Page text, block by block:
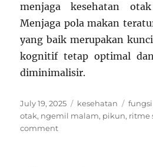
menjaga kesehatan
Menjaga pola makan
yang baik merupakan
kognitif tetap optimal
diminimalisir.
Posted
on
July 19, 2025 Categories
kesehatan Tags
otak, ngemil malam, pikun, ritme
commenton